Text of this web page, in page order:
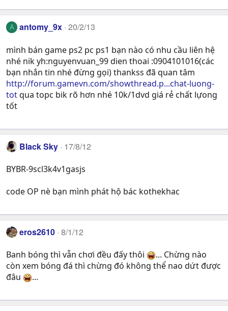
A antomy_9x 20/2/13
mình bán game ps2 pc ps1 bạn nào có nhu cầu liên hệ
nhé nik yh:nguyenvuan_99 dien thoai :0904101016(các
bạn nhắn tin nhé đừng gọi) thankss đã quan tâm
http://forum.gamevn.com/showthread.p...chat-luong-
totqua topc bik rõ hơn nhé 10k/1dvd giá rẻ chất lựong
tốt
Black Sky 17/8/12
BYBR-9scl3k4v1gasjs
code OP nè bạn mình phát hộ bác kothekhac
eros2610 8/1/12
Banh bóng thì vẫn chơi đều đấy thôi
... Chừng nào
còn xem bóng đá thì chừng đó không thể nao dứt được
đâu
...